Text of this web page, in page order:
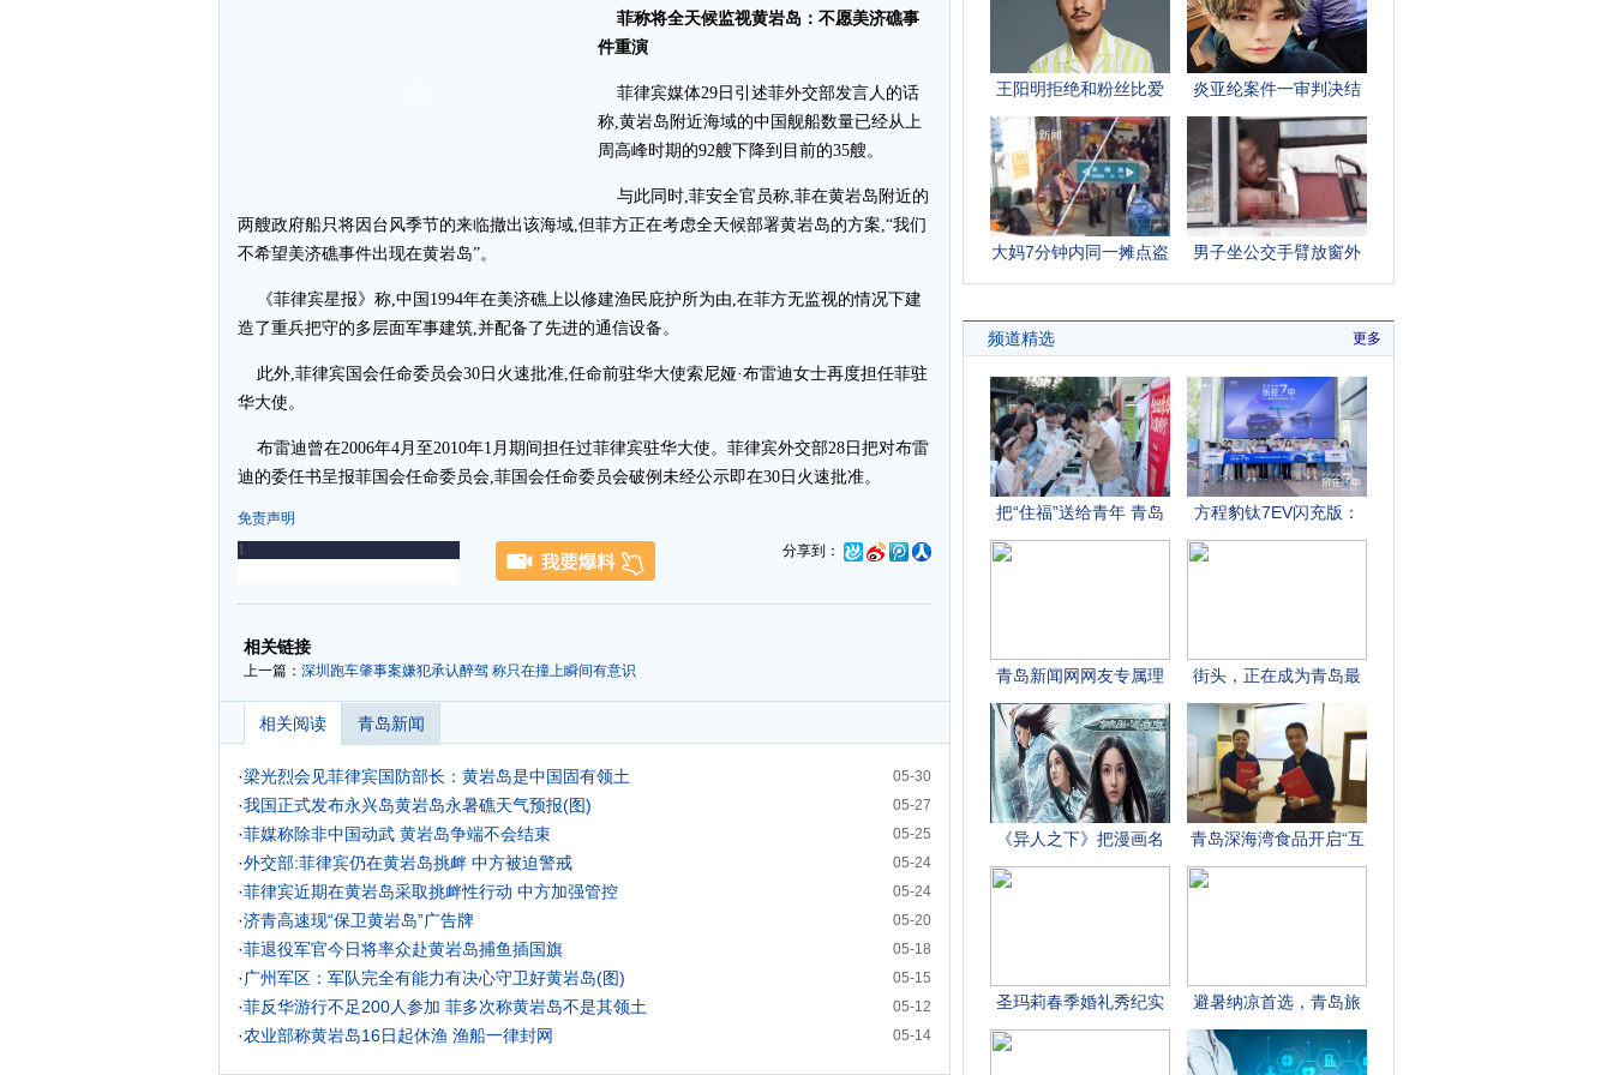
菲称将全天候监视黄岩岛：不愿美济礁事
件重演
菲律宾媒体29日引述菲外交部发言人的话
称,黄岩岛附近海域的中国舰船数量已经从上
周高峰时期的92艘下降到目前的35艘。
与此同时,菲安全官员称,菲在黄岩岛附近的
两艘政府船只将因台风季节的来临撤出该海域,但菲方正在考虑全天候部署黄岩岛的方案,“我们
不希望美济礁事件出现在黄岩岛”。
《菲律宾星报》称,中国1994年在美济礁上以修建渔民庇护所为由,在菲方无监视的情况下建
造了重兵把守的多层面军事建筑,并配备了先进的通信设备。
此外,菲律宾国会任命委员会30日火速批准,任命前驻华大使索尼娅·布雷迪女士再度担任菲驻
华大使。
布雷迪曾在2006年4月至2010年1月期间担任过菲律宾驻华大使。菲律宾外交部28日把对布雷
迪的委任书呈报菲国会任命委员会,菲国会任命委员会破例未经公示即在30日火速批准。
免责声明
分享到：
-
相关链接
上一篇： 深圳跑车肇事案嫌犯承认醉驾 称只在撞上瞬间有意识
相关阅读 青岛新闻
05-30
·梁光烈会见菲律宾国防部长：黄岩岛是中国固有领土
05-27
·我国正式发布永兴岛黄岩岛永暑礁天气预报(图)
05-25
·菲媒称除非中国动武 黄岩岛争端不会结束
05-24
·外交部:菲律宾仍在黄岩岛挑衅 中方被迫警戒
05-24
·菲律宾近期在黄岩岛采取挑衅性行动 中方加强管控
05-20
·济青高速现“保卫黄岩岛”广告牌
05-18
·菲退役军官今日将率众赴黄岩岛捕鱼插国旗
05-15
· 广州军区：军队完全有能力有决心守卫好黄岩岛(图)
05-12
·菲反华游行不足200人参加 菲多次称黄岩岛不是其领土
05-14
·农业部称黄岩岛16日起休渔 渔船一律封网